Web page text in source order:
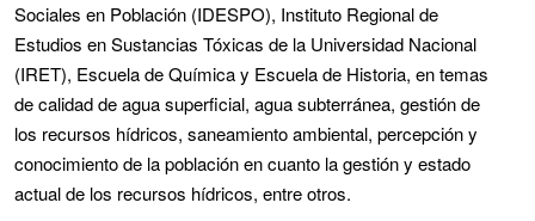
Sociales en Población (IDESPO), Instituto Regional de
Estudios en Sustancias Tóxicas de la Universidad Nacional
(IRET), Escuela de Química y Escuela de Historia, en temas
de calidad de agua superficial, agua subterránea, gestión de
los recursos hídricos, saneamiento ambiental, percepción y
conocimiento de la población en cuanto la gestión y estado
actual de los recursos hídricos, entre otros.